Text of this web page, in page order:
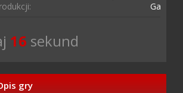
Games
15 sekund
gry